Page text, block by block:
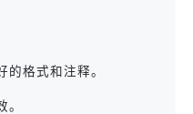
格式和注释。